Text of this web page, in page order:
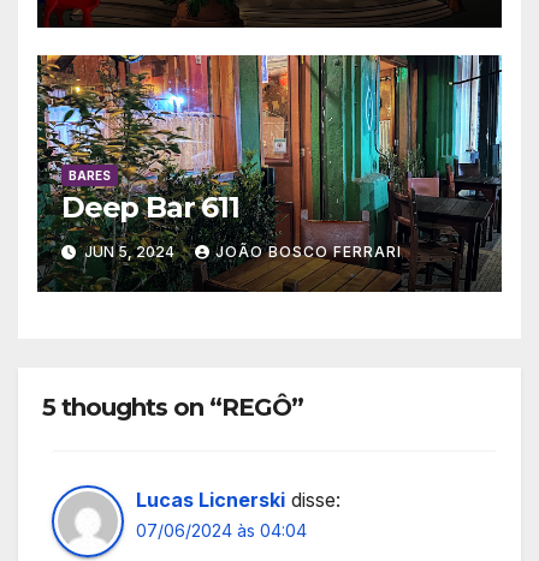
BARES
Deep Bar 611
JUN 5, 2024 JOÃO BOSCO FERRARI
5 thoughts on “REGÔ”
Lucas Licnerski disse:
07/06/2024 às 04:04